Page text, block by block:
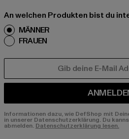
An welchen Produkten bist du
MÄNNER
FRAUEN
Informationen dazu, wie DefShop mit
in unserer Datenschutzerklärung. Du
abmelden. Datenschutzerklärung lesen.